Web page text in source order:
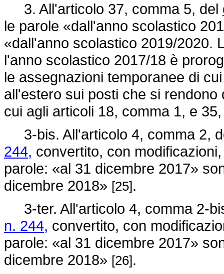
3. All'articolo 37, comma 5, del
le parole «dall'anno scolastico
«dall'anno scolastico 2019/2020.
l'anno scolastico 2017/18 è
le assegnazioni temporanee di
all'estero sui posti che si
cui agli articoli 18, comma 1, e
3-bis. All'articolo 4, comma 2,
244, convertito, con
parole: «al 31 dicembre 2017»
dicembre 2018» [25].
3-ter. All'articolo 4, comma 2-
n. 244, convertito, con
parole: «al 31 dicembre 2017»
dicembre 2018» [26].